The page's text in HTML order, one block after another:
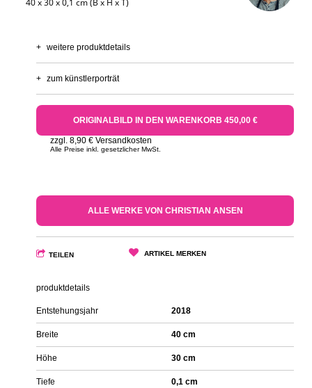
40 x 30 x 0,1 cm (B x H x T)
+ weitere produktdetails
+ zum künstlerporträt
ORIGINALBILD IN DEN WARENKORB 450,00 €
zzgl. 8,90 € Versandkosten
Alle Preise inkl. gesetzlicher MwSt.
ALLE WERKE VON CHRISTIAN ANSEN
TEILEN ARTIKEL MERKEN
produktdetails
Entstehungsjahr 2018
Breite 40 cm
Höhe 30 cm
Tiefe 0,1 cm